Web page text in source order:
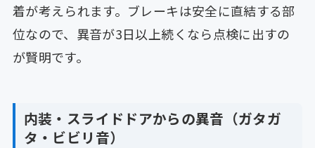
着が考えられます。ブレーキは安全に直結する部
位なので、異音が3日以上続くなら点検に出すの
が賢明です。
内装・スライドドアからの異音（ガタガ
タ・ビビリ音）